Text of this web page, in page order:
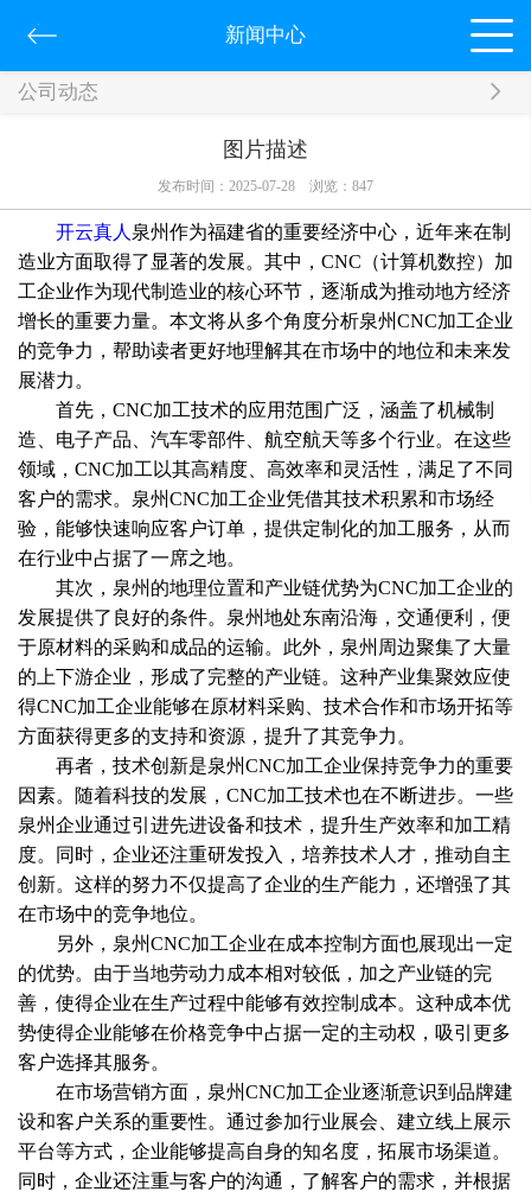
新闻中心
公司动态
图片描述
发布时间：2025-07-28 浏览： 847
开云真人 泉州作为福建省的重要经济中心，近年来在制
造业方面取得了显著的发展。其中，CNC（计算机数控）加
工企业作为现代制造业的核心环节，逐渐成为推动地方经济
增长的重要力量。本文将从多个角度分析泉州CNC加工企业
的竞争力，帮助读者更好地理解其在市场中的地位和未来发
展潜力。
首先，CNC加工技术的应用范围广泛，涵盖了机械制
造、电子产品、汽车零部件、航空航天等多个行业。在这些
领域，CNC加工以其高精度、高效率和灵活性，满足了不同
客户的需求。泉州CNC加工企业凭借其技术积累和市场经
验，能够快速响应客户订单，提供定制化的加工服务，从而
在行业中占据了一席之地。
其次，泉州的地理位置和产业链优势为CNC加工企业的
发展提供了良好的条件。泉州地处东南沿海，交通便利，便
于原材料的采购和成品的运输。此外，泉州周边聚集了大量
的上下游企业，形成了完整的产业链。这种产业集聚效应使
得CNC加工企业能够在原材料采购、技术合作和市场开拓等
方面获得更多的支持和资源，提升了其竞争力。
再者，技术创新是泉州CNC加工企业保持竞争力的重要
因素。随着科技的发展，CNC加工技术也在不断进步。一些
泉州企业通过引进先进设备和技术，提升生产效率和加工精
度。同时，企业还注重研发投入，培养技术人才，推动自主
创新。这样的努力不仅提高了企业的生产能力，还增强了其
在市场中的竞争地位。
另外，泉州CNC加工企业在成本控制方面也展现出一定
的优势。由于当地劳动力成本相对较低，加之产业链的完
善，使得企业在生产过程中能够有效控制成本。这种成本优
势使得企业能够在价格竞争中占据一定的主动权，吸引更多
客户选择其服务。
在市场营销方面，泉州CNC加工企业逐渐意识到品牌建
设和客户关系的重要性。通过参加行业展会、建立线上展示
平台等方式，企业能够提高自身的知名度，拓展市场渠道。
同时，企业还注重与客户的沟通，了解客户的需求，并根据